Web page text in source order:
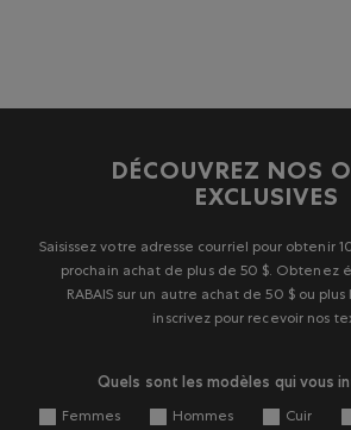
DÉCOUVREZ NOS
EXCLUSIVES
Saisissez votre adresse courriel pour obtenir
prochain achat de plus de 50 $. Obtenez
RABAIS sur un autre achat de 50 $ ou plus
inscrivez pour recevoir nos
Quels sont les modèles qui vous
Femmes Hommes Cuir